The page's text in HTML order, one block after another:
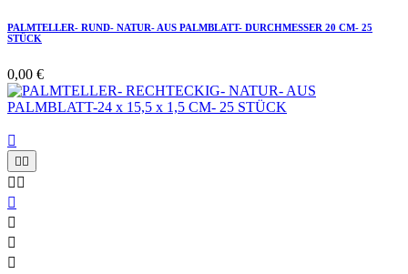
PALMTELLER- RUND- NATUR- AUS PALMBLATT- DURCHMESSER 20 CM- 25
STÜCK
0,00 €

 
 



